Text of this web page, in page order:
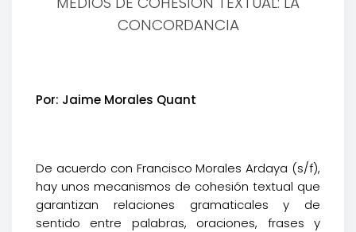
CONCORDANCIA
Por: Jaime Morales Quant
De acuerdo con Francisco Morales Ardaya (s/f),
hay unos mecanismos de cohesión textual que
garantizan relaciones gramaticales y de
sentido entre palabras, oraciones, frases y